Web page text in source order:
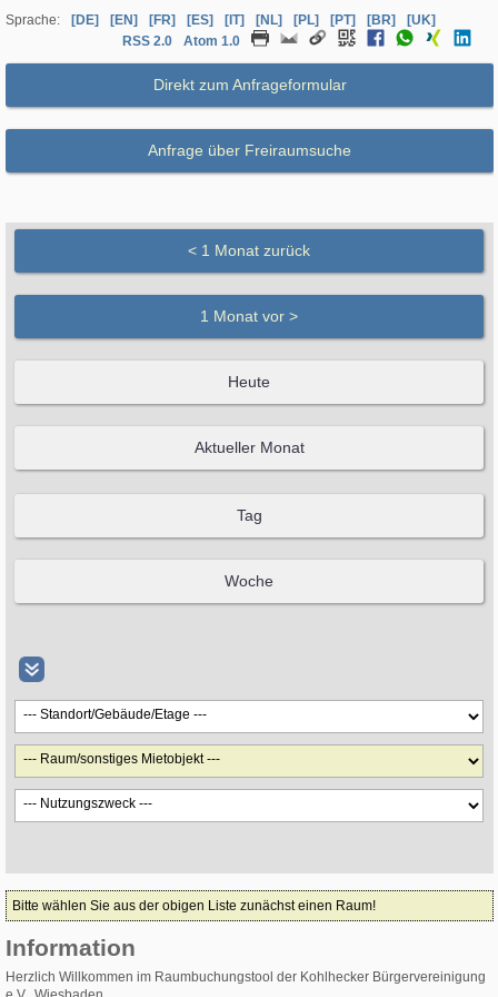
Sprache: [DE] [EN] [FR] [ES] [IT] [NL] [PL] [PT] [BR]
[UK]
RSS 2.0
Atom 1.0
Direkt zum Anfrageformular
Anfrage über Freiraumsuche
Bitte wählen Sie aus der obigen Liste zunächst einen Raum!
Information
Herzlich Willkommen im Raumbuchungstool der Kohlhecker Bürgervereinigung